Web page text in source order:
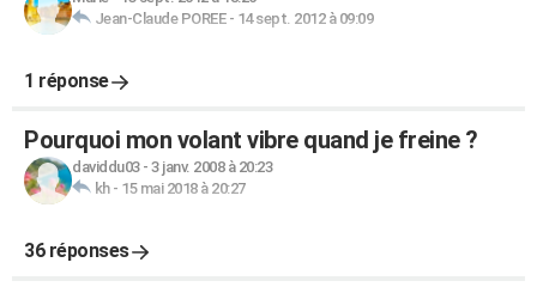
Jean-Claude POREE- 14 sept. 2012 à 09:09
1 réponse
Pourquoi mon volant vibre quand je freine ?
daviddu03- 3 janv. 2008 à 20:23
kh- 15 mai 2018 à 20:27
36 réponses